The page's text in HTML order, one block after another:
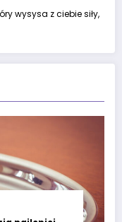
wysysa z ciebie siły,